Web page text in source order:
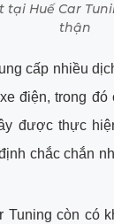
tại Huế Car
thận
cấp nhiều
điện, trong đó
được thực
chắc chắn
Tuning còn có